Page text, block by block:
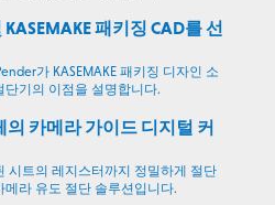
패키징 CAD를 선
가 KASEMAKE 패키징 디자인 소
단기의 이점을 설명합니다.
의 카메라 가이드 디지털 커
시트의 레지스터까지 정밀하게 절단
라 유도 절단 솔루션입니다.